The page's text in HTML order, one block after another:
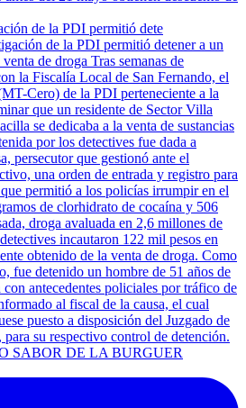
de la PDI permitió dete
SABOR DE LA BURGUER